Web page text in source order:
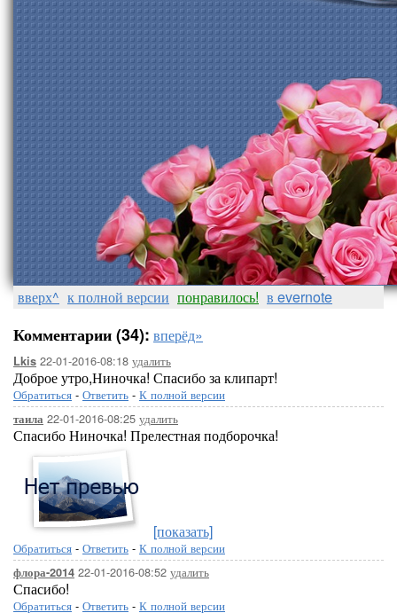
вверх^ к полной версии понравилось! в evernote
Комментарии (34): вперёд»
Lkis 22-01-2016-08:18 удалить
Доброе утро,Ниночка! Спасибо за клипарт!
Обратиться - Ответить - К полной версии
таила 22-01-2016-08:25 удалить
Спасибо Ниночка! Прелестная подборочка!
[показать]
Обратиться - Ответить - К полной версии
флора-2014 22-01-2016-08:52 удалить
Спасибо!
Обратиться - Ответить - К полной версии